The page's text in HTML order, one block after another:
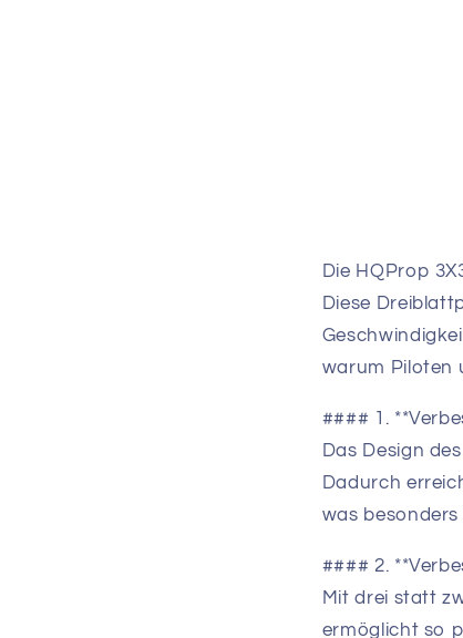
Die HQProp
Diese
warum Piloten
#### 1.
Das Design des
Dadurch
was
#### 2.
Mit drei statt
ermöglicht so